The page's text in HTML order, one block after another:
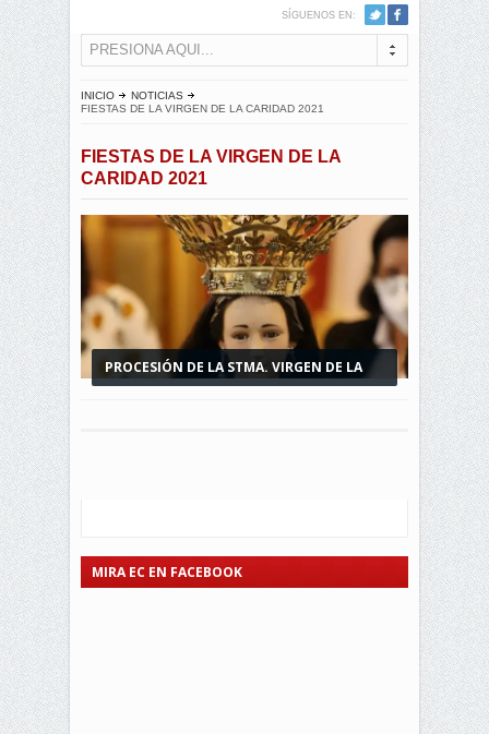
SÍGUENOS EN:
PRESIONA AQUI...
INICIO
NOTICIAS
FIESTAS DE LA VIRGEN DE LA CARIDAD 2021
FIESTAS DE LA VIRGEN DE LA
CARIDAD 2021
PROCESIÓN DE LA STMA. VIRGEN DE LA
MIRA EC EN FACEBOOK